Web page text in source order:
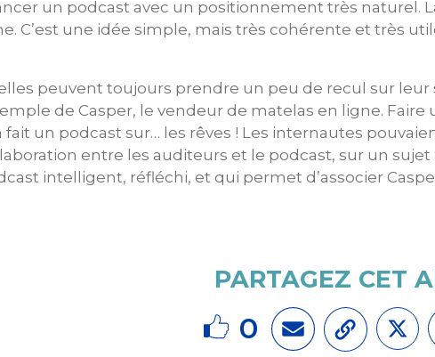
un podcast avec un positionnement très naturel.
C’est une idée simple, mais très cohérente et très
peuvent toujours prendre un peu de recul sur leur
de Casper, le vendeur de matelas en ligne. Faire
un podcast sur… les rêves ! Les internautes
entre les auditeurs et le podcast, sur un sujet
intelligent, réfléchi, et qui permet d’associer
PARTAGEZ CET
0